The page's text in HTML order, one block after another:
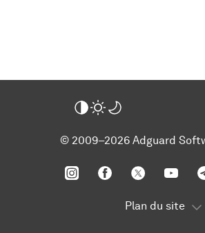
© 2009–2026 Adguard
Plan du site